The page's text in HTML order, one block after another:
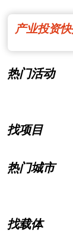
产业投资
热门活动
找项目
热门城市
找载体